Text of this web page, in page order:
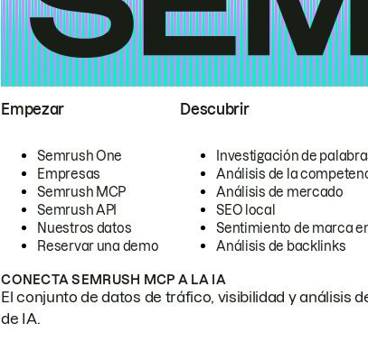
Empezar
Semrush One
Empresas
Semrush MCP
Semrush API
Nuestros datos
Reservar una demo
Descubrir
Investigación de
Análisis de la
Análisis de mercado
SEO local
Sentimiento de marca
Análisis de backlinks
CONECTA SEMRUSH MCP A LA IA
El conjunto de datos de tráfico, visibilidad y análisis
de IA.